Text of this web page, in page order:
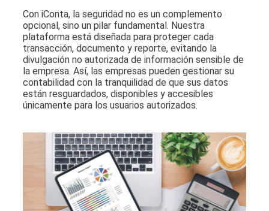
Con iConta, la seguridad no es un complemento
opcional, sino un pilar fundamental. Nuestra
plataforma está diseñada para proteger cada
transacción, documento y reporte, evitando la
divulgación no autorizada de información sensible de
la empresa. Así, las empresas pueden gestionar su
contabilidad con la tranquilidad de que sus datos
están resguardados, disponibles y accesibles
únicamente para los usuarios autorizados.